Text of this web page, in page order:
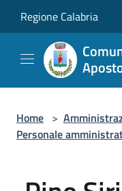
Regione Calabria
Home >
Personale